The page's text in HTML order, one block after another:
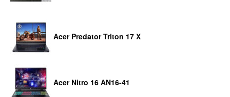
Acer Predator Triton 17 X
Acer Nitro 16 AN16-41